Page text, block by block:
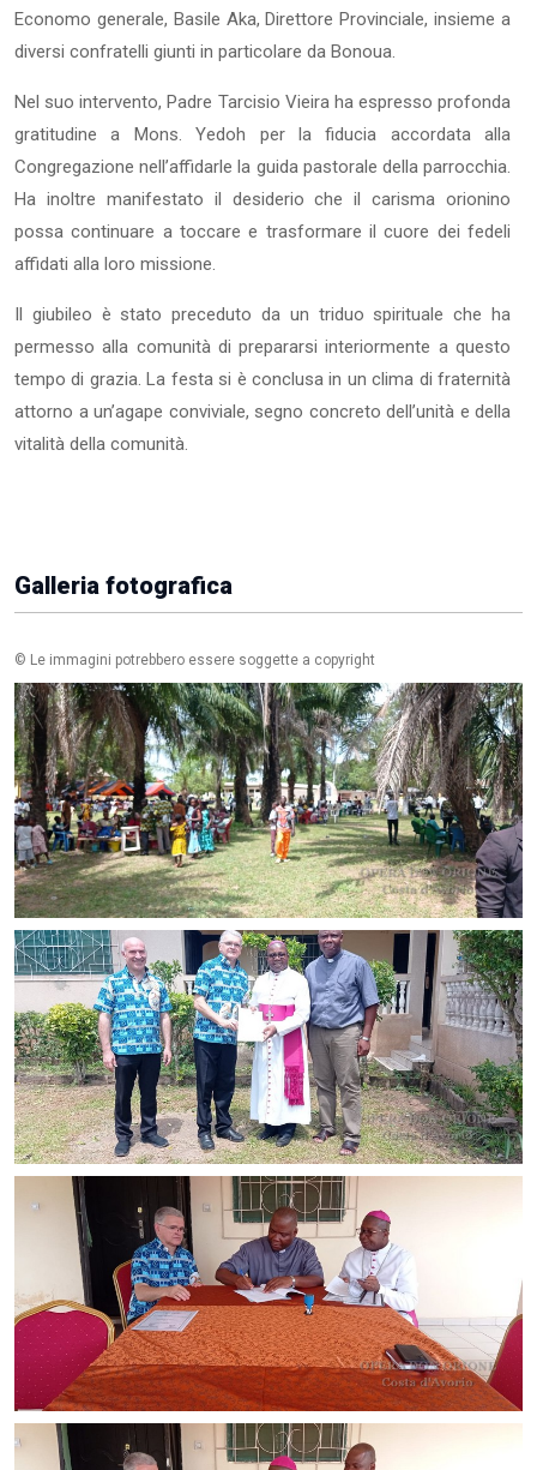
Economo generale, Basile Aka, Direttore Provinciale, insieme a
diversi confratelli giunti in particolare da Bonoua.
Nel suo intervento, Padre Tarcisio Vieira ha espresso profonda
gratitudine a Mons. Yedoh per la fiducia accordata alla
Congregazione nell’affidarle la guida pastorale della parrocchia.
Ha inoltre manifestato il desiderio che il carisma orionino
possa continuare a toccare e trasformare il cuore dei fedeli
affidati alla loro missione.
Il giubileo è stato preceduto da un triduo spirituale che ha
permesso alla comunità di prepararsi interiormente a questo
tempo di grazia. La festa si è conclusa in un clima di fraternità
attorno a un’agape conviviale, segno concreto dell’unità e della
vitalità della comunità.
Galleria fotografica
© Le immagini potrebbero essere soggette a copyright